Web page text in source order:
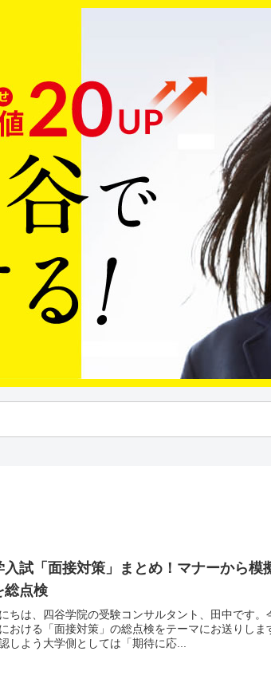
入試「面接対策」まとめ！マナーから模
総点検
ちは、四谷学院の受験コンサルタント、田中です。
おける「面接対策」の総点検をテーマにお送りしま
しよう大学側としては「期待に応...